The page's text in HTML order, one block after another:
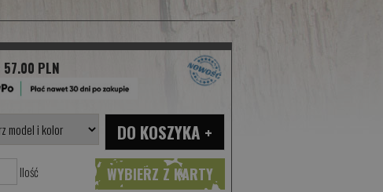
57.00 PLN
Ilość WYBIERZ Z KARTY